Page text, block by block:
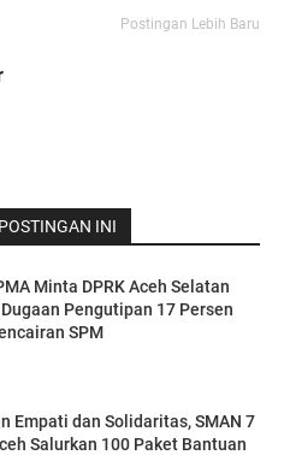
Postingan Lebih Baru
INI
Minta DPRK Aceh Selatan
Pengutipan 17 Persen
SPM
Empati dan Solidaritas, SMAN 7
Salurkan 100 Paket Bantuan